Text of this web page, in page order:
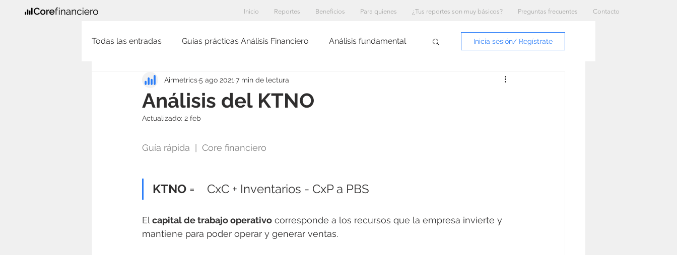
Inicio Reportes Beneficios Para quienes ¿Tus reportes son muy básicos? Preguntas frecuentes Contacto
Todas las entradas Guías prácticas Análisis Financiero Análisis fundamental Inicia sesión/ Regístrate
Análisis del KTNO
Airmetrics5 ago 2021 7 min de lectura
Actualizado: 2 feb
Guía rápida  |  Core financiero
KTNO =    CxC + Inventarios - CxP a PBS
El capital de trabajo operativo corresponde a los recursos que la empresa invierte y
mantiene para poder operar y generar ventas.